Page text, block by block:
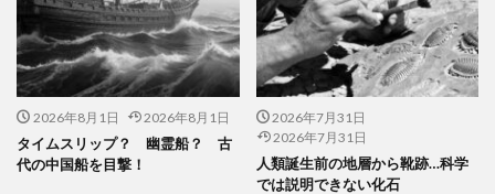
2026年8月1日 2026年8月1日
タイムスリップ？ 幽霊船？ 古
代の中国船を目撃！
2026年7月31日
2026年7月31日
人類誕生前の地層から靴跡…科学
では説明できない化石